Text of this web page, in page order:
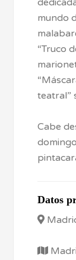
mundo
“Truco
teatral”
Cabe
Datos